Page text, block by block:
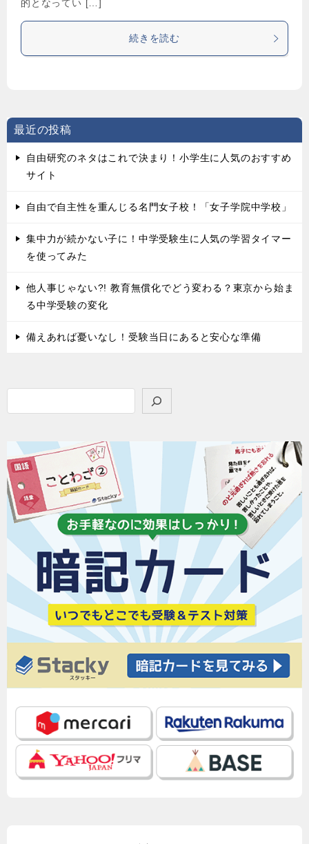
的となってい […]
続きを読む
最近の投稿
自由研究のネタはこれで決まり！小学生に人気のおすすめ
サイト
自由で自主性を重んじる名門女子校！「女子学院中学校」
集中力が続かない子に！中学受験生に人気の学習タイマー
を使ってみた
他人事じゃない?! 教育無償化でどう変わる？東京から始ま
る中学受験の変化
備えあれば憂いなし！受験当日にあると安心な準備
索